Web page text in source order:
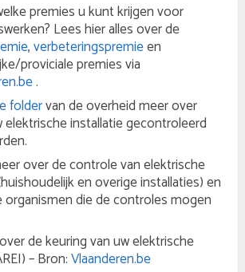
premies u kunt krijgen voor
Lees hier alles over de
,verbeteringspremieen
proviciale premies via
.
foldervan de overheid meer over
elektrische installatie gecontroleerd
over de controle van elektrische
en overige installaties) en
organismen die de controles mogen
de keuring van uw elektrische
– Bron:Vlaanderen.be